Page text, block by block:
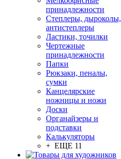
принадлежности
Степлеры, дыроколы,
антистеплеры
Ластики, точилки
Чертежные
принадлежности
Папки
Рюкзаки, пеналы,
сумки
Канцелярские
ножницы и ножи
Доски
Органайзеры и
подставки
Калькуляторы
+ ЕЩЕ 11